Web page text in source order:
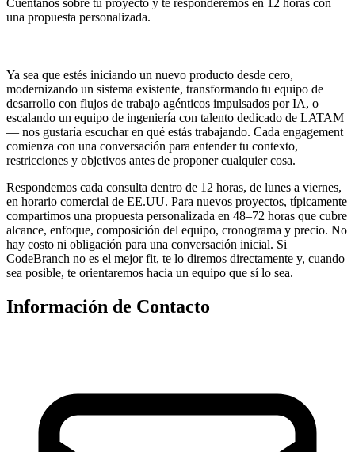
una propuesta personalizada.
Ya sea que estés iniciando un nuevo producto desde cero,
modernizando un sistema existente, transformando tu equipo de
desarrollo con flujos de trabajo agénticos impulsados por IA, o
escalando un equipo de ingeniería con talento dedicado de LATAM
— nos gustaría escuchar en qué estás trabajando. Cada engagement
comienza con una conversación para entender tu contexto,
restricciones y objetivos antes de proponer cualquier cosa.
Respondemos cada consulta dentro de 12 horas, de lunes a viernes,
en horario comercial de EE.UU. Para nuevos proyectos, típicamente
compartimos una propuesta personalizada en 48–72 horas que cubre
alcance, enfoque, composición del equipo, cronograma y precio. No
hay costo ni obligación para una conversación inicial. Si
CodeBranch no es el mejor fit, te lo diremos directamente y, cuando
sea posible, te orientaremos hacia un equipo que sí lo sea.
Información de Contacto